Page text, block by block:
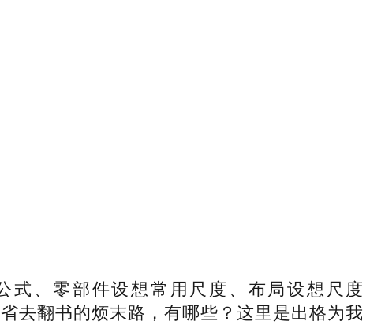
、零部件设想常用尺度、布局设想尺度
去翻书的烦末路，有哪些？这里是出格为我